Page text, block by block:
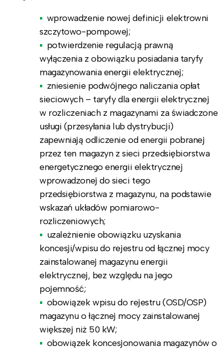
wprowadzenie nowej definicji elektrowni
szczytowo-pompowej;
potwierdzenie regulacją prawną
wyłączenia z obowiązku posiadania taryfy
magazynowania energii elektrycznej;
zniesienie podwójnego naliczania opłat
sieciowych – taryfy dla energii elektrycznej
w rozliczeniach z magazynami za świadczone
usługi (przesyłania lub dystrybucji)
zapewniają odliczenie od energii pobranej
przez ten magazyn z sieci przedsiębiorstwa
energetycznego energii elektrycznej
wprowadzonej do sieci tego
przedsiębiorstwa z magazynu, na podstawie
wskazań układów pomiarowo-
rozliczeniowych;
uzależnienie obowiązku uzyskania
koncesji/wpisu do rejestru od łącznej mocy
zainstalowanej magazynu energii
elektrycznej, bez względu na jego
pojemność;
obowiązek wpisu do rejestru (OSD/OSP)
magazynu o łącznej mocy zainstalowanej
większej niż 50 kW;
obowiązek koncesjonowania magazynów o